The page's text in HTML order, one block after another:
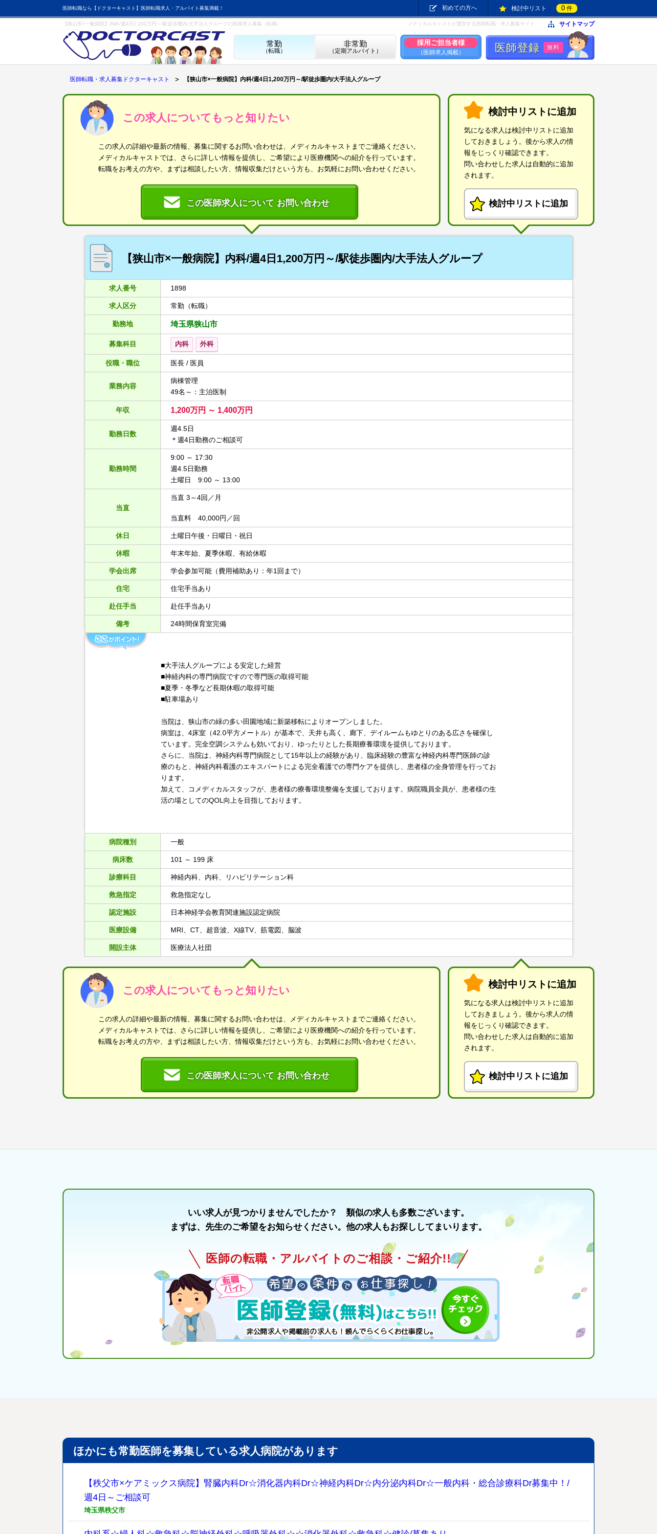
医師転職なら【ドクターキャスト】医師転職求人・アルバイト募集満載！ 初めての方へ 検討中リスト 0 件
【狭山市×一般病院】内科/週4日1,200万円～/駅徒歩圏内/大手法人グループの医師求人募集（転職） メディカルキャストが運営する医師転職・求人募集サイト サイトマップ
常勤
（転職）
非常勤
（定期アルバイト）
採用ご担当者様
（医師求人掲載） 医師登録 無料
医師転職・求人募集ドクターキャスト 【狭山市×一般病院】内科/週4日1,200万円～/駅徒歩圏内/大手法人グループ
この求人についてもっと知りたい
この求人の詳細や最新の情報、募集に関するお問い合わせは、メディカルキャストまでご連絡ください。
メディカルキャストでは、さらに詳しい情報を提供し、ご希望により医療機関への紹介を行っています。
転職をお考えの方や、まずは相談したい方、情報収集だけという方も、お気軽にお問い合わせください。
この医師求人について お問い合わせ
検討中リストに追加
気になる求人は検討中リストに追加
しておきましょう。後から求人の情
報をじっくり確認できます。
問い合わせした求人は自動的に追加
されます。
検討中リストに追加
【狭山市×一般病院】内科/週4日1,200万円～/駅徒歩圏内/大手法人グループ
求人番号 1898
求人区分 常勤（転職）
勤務地 埼玉県狭山市
募集科目 内科 外科
役職・職位 医長 / 医員
業務内容
病棟管理
49名～：主治医制
年収 1,200万円 ～ 1,400万円
勤務日数
週4.5日
＊週4日勤務のご相談可
勤務時間
9:00 ～ 17:30
週4.5日勤務
土曜日 9:00 ～ 13:00
当直
当直 3～4回／月
当直料 40,000円／回
休日 土曜日午後・日曜日・祝日
休暇 年末年始、夏季休暇、有給休暇
学会出席 学会参加可能（費用補助あり：年1回まで）
住宅 住宅手当あり
赴任手当 赴任手当あり
備考 24時間保育室完備
■大手法人グループによる安定した経営
■神経内科の専門病院ですので専門医の取得可能
■夏季・冬季など長期休暇の取得可能
■駐車場あり
当院は、狭山市の緑の多い田園地域に新築移転によりオープンしました。
病室は、4床室（42.0平方メートル）が基本で、天井も高く、廊下、デイルームもゆとりのある広さを確保し
ています。完全空調システムも効いており、ゆったりとした長期療養環境を提供しております。
さらに、当院は、神経内科専門病院として15年以上の経験があり、臨床経験の豊富な神経内科専門医師の診
療のもと、神経内科看護のエキスパートによる完全看護での専門ケアを提供し、患者様の全身管理を行ってお
ります。
加えて、コメディカルスタッフが、患者様の療養環境整備を支援しております。病院職員全員が、患者様の生
活の場としてのQOL向上を目指しております。
病院種別 一般
病床数 101 ～ 199 床
診療科目 神経内科、内科、リハビリテーション科
救急指定 救急指定なし
認定施設 日本神経学会教育関連施設認定病院
医療設備 MRI、CT、超音波、X線TV、筋電図、脳波
開設主体 医療法人社団
この求人についてもっと知りたい
この求人の詳細や最新の情報、募集に関するお問い合わせは、メディカルキャストまでご連絡ください。
メディカルキャストでは、さらに詳しい情報を提供し、ご希望により医療機関への紹介を行っています。
転職をお考えの方や、まずは相談したい方、情報収集だけという方も、お気軽にお問い合わせください。
この医師求人について お問い合わせ
検討中リストに追加
気になる求人は検討中リストに追加
しておきましょう。後から求人の情
報をじっくり確認できます。
問い合わせした求人は自動的に追加
されます。
検討中リストに追加
いい求人が見つかりませんでしたか？ 類似の求人も多数ございます。
まずは、先生のご希望をお知らせください。他の求人もお探ししてまいります。
医師の転職・アルバイトのご相談・ご紹介!!
ほかにも常勤医師を募集している求人病院があります
【秩父市×ケアミックス病院】腎臓内科Dr☆消化器内科Dr☆神経内科Dr☆内分泌内科Dr☆一般内科・総合診療科Dr募集中！/
週4日～ご相談可
埼玉県秩父市